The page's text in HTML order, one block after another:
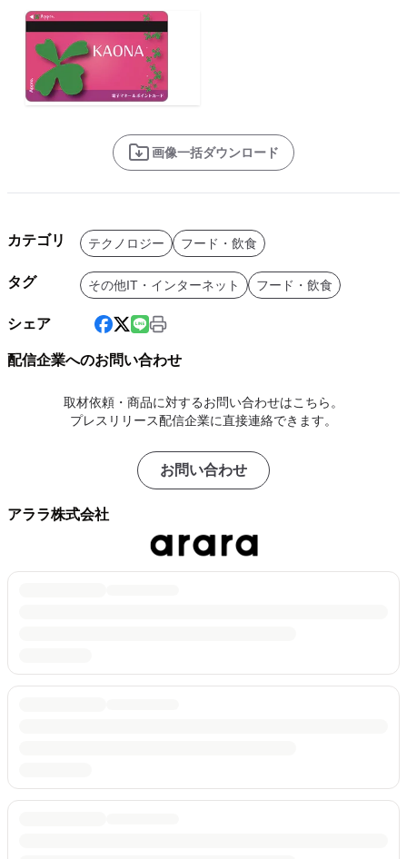
画像一括ダウンロード
カテゴリ テクノロジー フード・飲食
タグ その他IT・インターネット フード・飲食
シェア
配信企業へのお問い合わせ
取材依頼・商品に対するお問い合わせはこちら。
プレスリリース配信企業に直接連絡できます。
お問い合わせ
アララ株式会社